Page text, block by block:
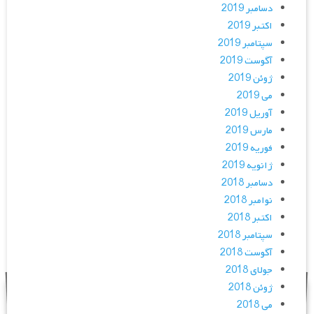
دسامبر 2019
اکتبر 2019
سپتامبر 2019
آگوست 2019
ژوئن 2019
می 2019
آوریل 2019
مارس 2019
فوریه 2019
ژانویه 2019
دسامبر 2018
نوامبر 2018
اکتبر 2018
سپتامبر 2018
آگوست 2018
جولای 2018
ژوئن 2018
می 2018